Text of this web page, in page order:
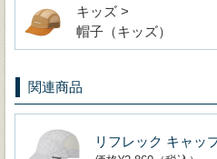
キッズ >
帽子（キッズ）
関連商品
リフレック キャッ